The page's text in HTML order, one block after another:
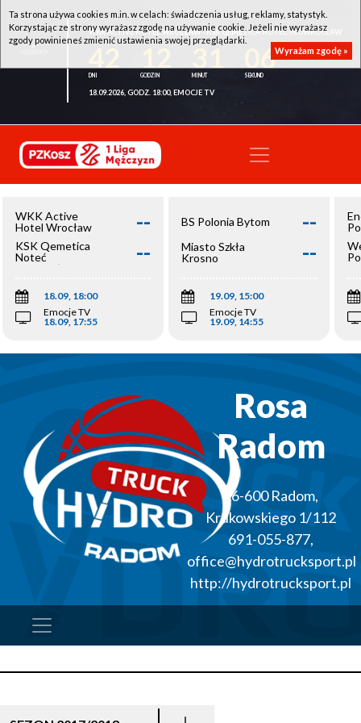
WKK ACTIVE HOTEL WROCŁAW - KSK QEMETICA NOTEĆ INOWROCŁAW
06
18.09.2026, GODZ. 18:00, EMOCJE TV
WKK Active
Hotel Wrocław
--
KSK Qemetica
Noteć
Inowrocław
--
18.09, 18:00
Emocje TV
18.09, 17:55
BS Polonia Bytom --
Miasto Szkła
Krosno
--
19.09, 15:00
Emocje TV
19.09, 14:55
Rosa
Radom
26-600 Radom,
Krukowskiego 1/112
691-055-877,
office@hydrotrucksport.pl
http://hydrotrucksport.pl
Ta strona używa cookies m.in. w celach: świadczenia usług, reklamy, statystyk.
Korzystając ze strony wyrażasz zgodę na używanie cookie. Jeżeli nie wyrażasz
zgody powinieneś zmienić ustawienia swojej przeglądarki.
Wyrażam zgodę »